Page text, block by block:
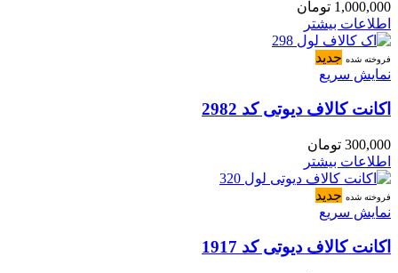
1,000,000 تومان
اطلاعات بیشتر
فروخته شده جدید
نمایش سریع
اکانت کالاف دیوتی کد 2982
300,000 تومان
اطلاعات بیشتر
فروخته شده جدید
نمایش سریع
اکانت کالاف دیوتی کد 1917